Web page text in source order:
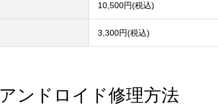
10,500円(税込)
3,300円(税込)
アンドロイド修理方法